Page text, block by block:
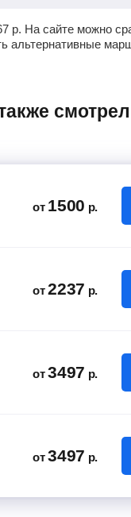
р. На сайте можно
альтернативные
от 1500 р.
от 2237 р.
от 3497 р.
от 3497 р.